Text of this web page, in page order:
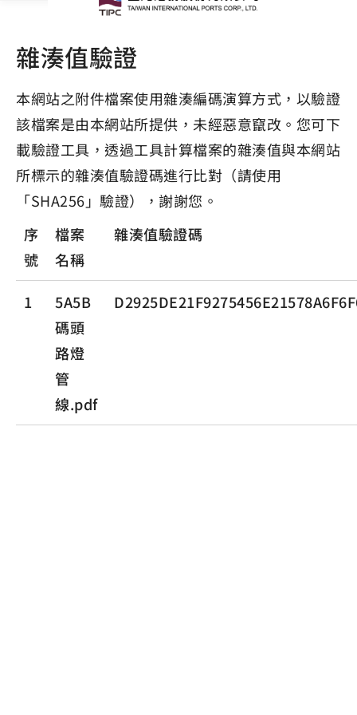
雜湊值驗證
本網站之附件檔案使用雜湊編碼演算方式，以驗證
該檔案是由本網站所提供，未經惡意竄改。您可下
載驗證工具，透過工具計算檔案的雜湊值與本網站
所標示的雜湊值驗證碼進行比對（請使用
「SHA256」驗證），謝謝您。
序
號
檔案
名稱
雜湊值驗證碼
1
5A5B
碼頭
路燈
管
線.pdf